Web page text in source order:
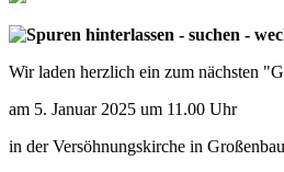
Spuren hinterlassen - suchen -
Wir laden herzlich ein zum nächsten
am 5. Januar 2025 um 11.00 Uhr
in der Versöhnungskirche in